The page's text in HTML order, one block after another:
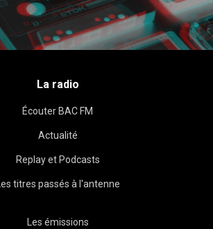
La radio
Écouter BAC FM
Actualité
Replay et Podcasts
Les titres passés à l'antenne
Les émissions